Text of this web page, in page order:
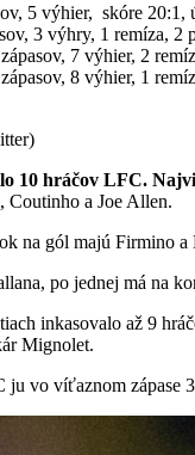
5 výhier, skóre 20:1,
3 výhry, 1 remíza, 2
7 výhier, 2
8 výhier, 1
10 hráčov LFC.
a Joe Allen.
na gól majú Firmino
po jednej má na
inkasovalo až 9
Mignolet.
ju vo víťaznom zápase